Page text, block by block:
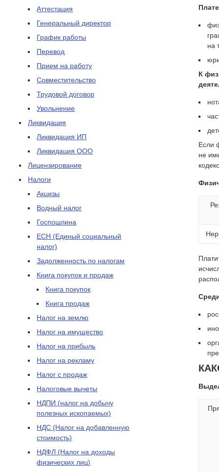
Аттестация
Генеральный директор
График работы
Перевод
Прием на работу
Совместительство
Трудовой договор
Увольнение
Ликвидация
Ликвидация ИП
Ликвидация ООО
Лицензирование
Налоги
Акцизы
Водный налог
Госпошлина
ЕСН (Единый социальный
налог)
Задолженность по налогам
Книга покупок и продаж
Книга покупок
Книга продаж
Налог на землю
Налог на имущество
Налог на прибыль
Налог на рекламу
Налог с продаж
Налоговые вычеты
НДПИ (налог на добычу
полезных ископаемых)
НДС (Налог на добавленную
стоимость)
НДФЛ (Налог на доходы
физических лиц)
на
К
Если
не